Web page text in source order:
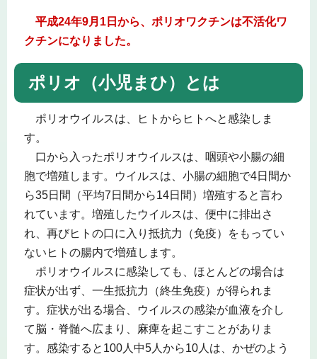
平成24年9月1日から、ポリオワクチンは不活化ワ
クチンになりました。
ポリオ（小児まひ）とは
ポリオウイルスは、ヒトからヒトへと感染しま
す。
口から入ったポリオウイルスは、咽頭や小腸の細
胞で増殖します。ウイルスは、小腸の細胞で4日間か
ら35日間（平均7日間から14日間）増殖すると言わ
れています。増殖したウイルスは、便中に排出さ
れ、再びヒトの口に入り抵抗力（免疫）をもってい
ないヒトの腸内で増殖します。
ポリオウイルスに感染しても、ほとんどの場合は
症状が出ず、一生抵抗力（終生免疫）が得られま
す。症状が出る場合、ウイルスの感染が血液を介し
て脳・脊髄へ広まり、麻痺を起こすことがありま
す。感染すると100人中5人から10人は、かぜのよう